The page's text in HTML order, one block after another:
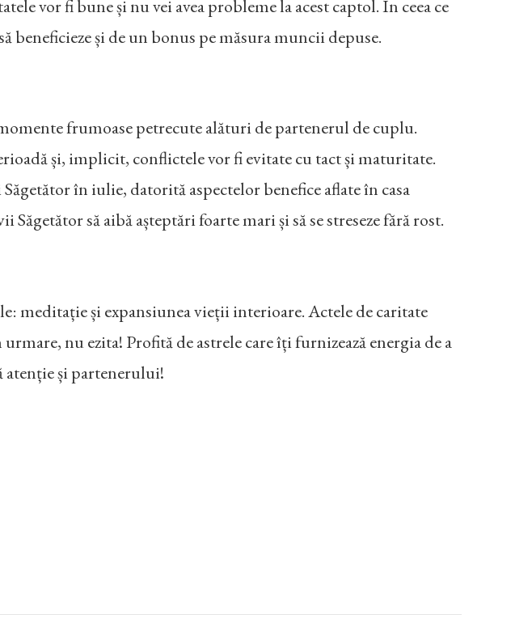
vor fi bune și nu vei avea probleme la acest captol. În ceea ce
beneficieze și de un bonus pe măsura muncii depuse.
frumoase petrecute alături de partenerul de cuplu.
și, implicit, conflictele vor fi evitate cu tact și maturitate.
în iulie, datorită aspectelor benefice aflate în casa
să aibă așteptări foarte mari și să se streseze fără rost.
meditație și expansiunea vieții interioare. Actele de caritate
nu ezita! Profită de astrele care îți furnizează energia de a
atenție și partenerului!